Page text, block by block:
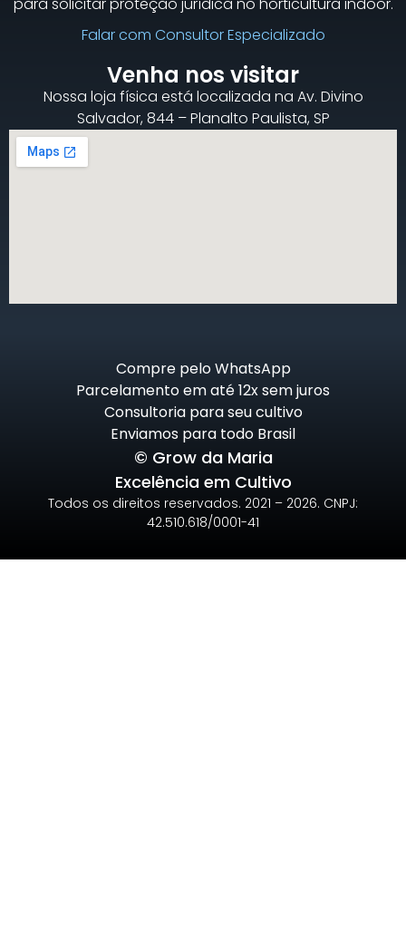
Falar com Consultor Especializado
Venha nos visitar
Nossa loja física está localizada na Av. Divino
Salvador, 844 – Planalto Paulista, SP
Compre pelo WhatsApp
Parcelamento em até 12x sem juros
Consultoria para seu cultivo
Enviamos para todo Brasil
© Grow da Maria
Excelência em Cultivo
Todos os direitos reservados. 2021 – 2026. CNPJ:
42.510.618/0001-41